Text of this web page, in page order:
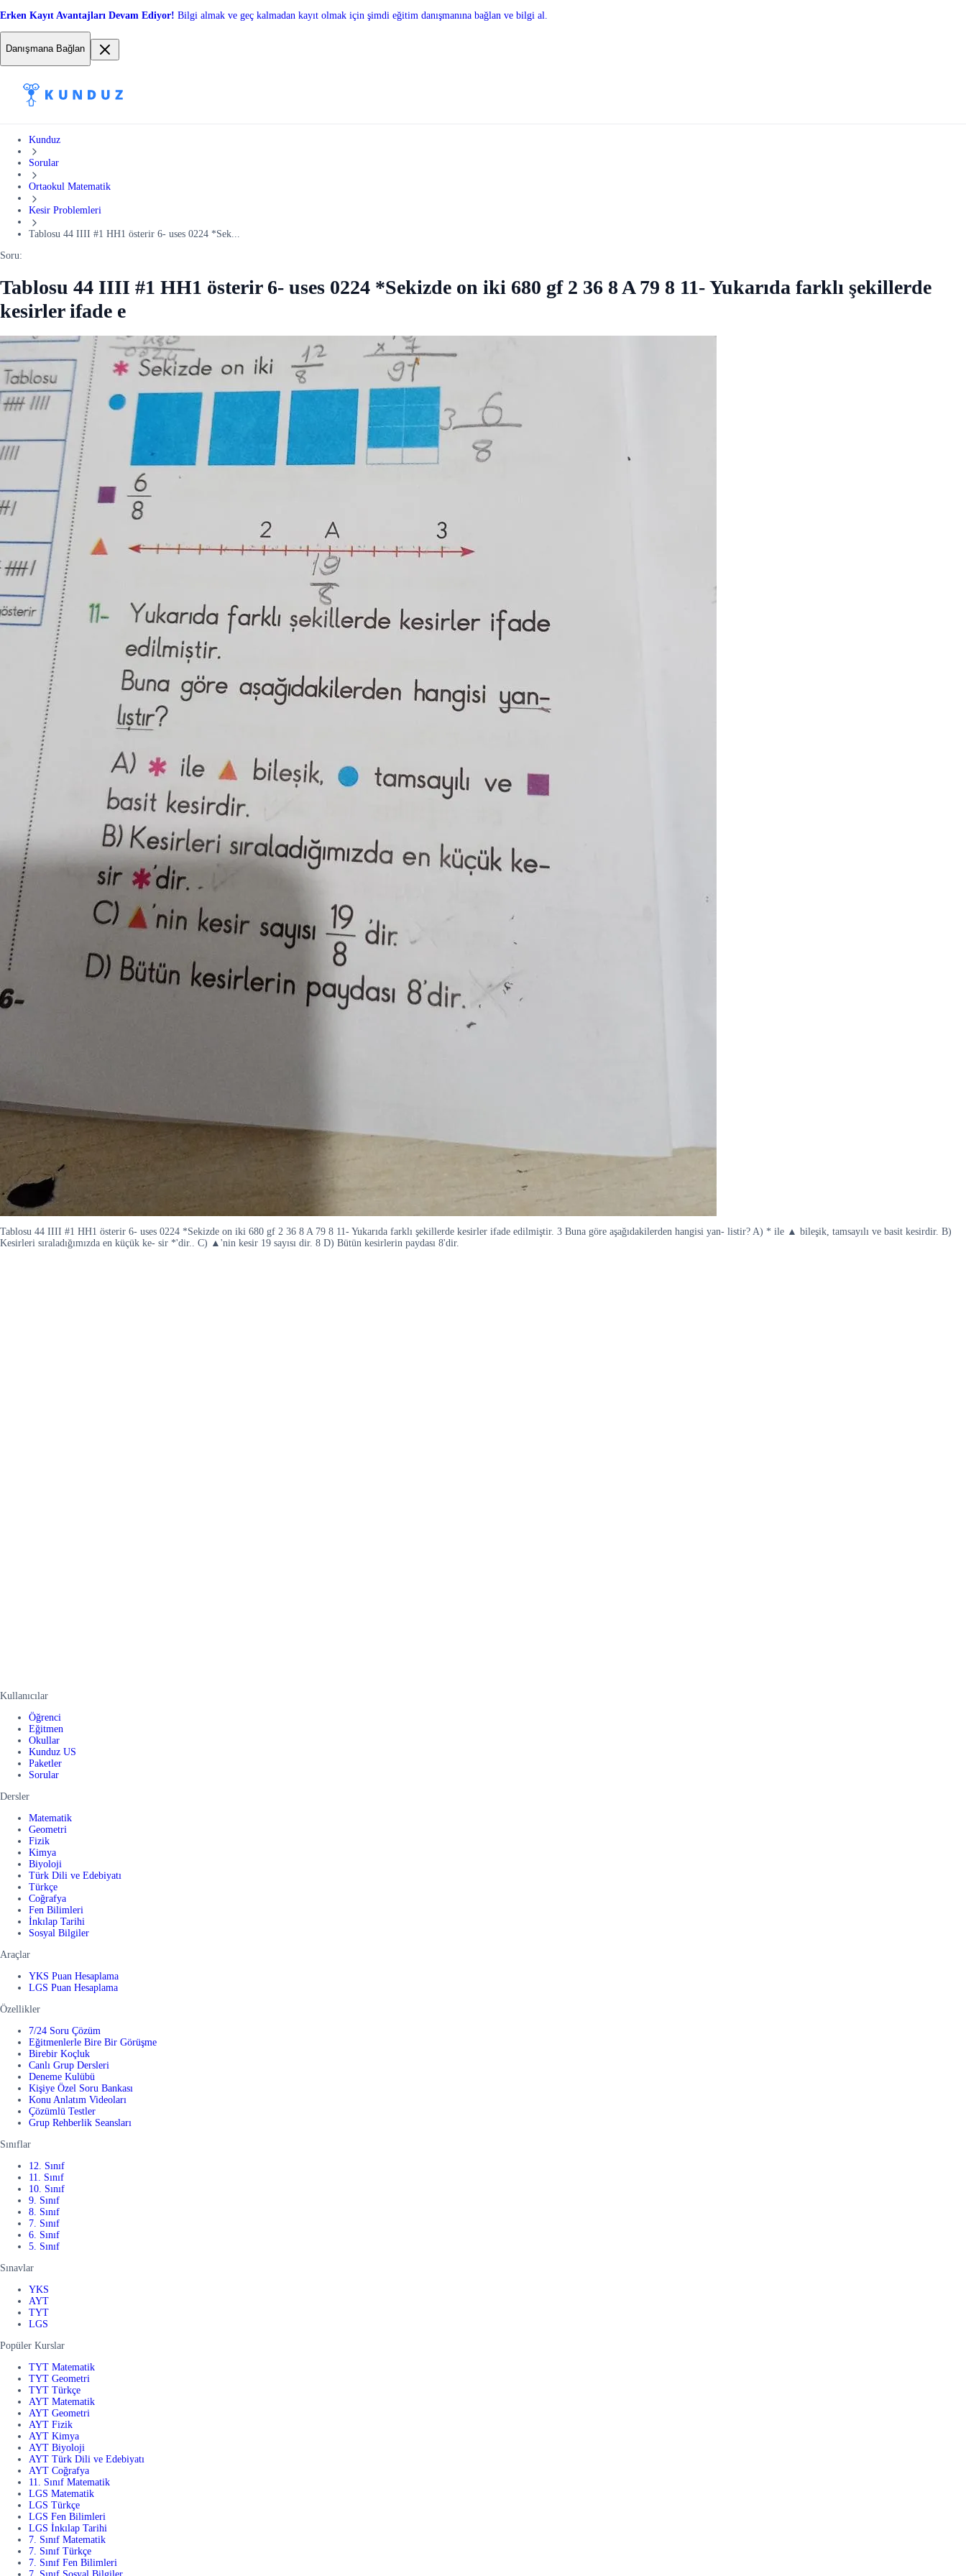
Erken Kayıt Avantajları Devam Ediyor! Bilgi almak ve geç kalmadan kayıt olmak için şimdi eğitim danışmanına bağlan ve bilgi al.
Danışmana Bağlan
Kunduz
Sorular
Ortaokul Matematik
Kesir Problemleri
Tablosu 44 IIII #1 HH1 österir 6- uses 0224 *Sek...
Soru:
Tablosu 44 IIII #1 HH1 österir 6- uses 0224 *Sekizde on iki 680 gf 2 36 8 A 79 8 11- Yukarıda farklı şekillerde
kesirler ifade e
Tablosu 44 IIII #1 HH1 österir 6- uses 0224 *Sekizde on iki 680 gf 2 36 8 A 79 8 11- Yukarıda farklı şekillerde kesirler ifade edilmiştir. 3 Buna göre aşağıdakilerden hangisi yan- listir? A) * ile ▲ bileşik, tamsayılı ve basit kesirdir. B)
Kesirleri sıraladığımızda en küçük ke- sir *'dir.. C) ▲'nin kesir 19 sayısı dir. 8 D) Bütün kesirlerin paydası 8'dir.
Kullanıcılar
Öğrenci
Eğitmen
Okullar
Kunduz US
Paketler
Sorular
Dersler
Matematik
Geometri
Fizik
Kimya
Biyoloji
Türk Dili ve Edebiyatı
Türkçe
Coğrafya
Fen Bilimleri
İnkılap Tarihi
Sosyal Bilgiler
Araçlar
YKS Puan Hesaplama
LGS Puan Hesaplama
Özellikler
7/24 Soru Çözüm
Eğitmenlerle Bire Bir Görüşme
Birebir Koçluk
Canlı Grup Dersleri
Deneme Kulübü
Kişiye Özel Soru Bankası
Konu Anlatım Videoları
Çözümlü Testler
Grup Rehberlik Seansları
Sınıflar
12. Sınıf
11. Sınıf
10. Sınıf
9. Sınıf
8. Sınıf
7. Sınıf
6. Sınıf
5. Sınıf
Sınavlar
YKS
AYT
TYT
LGS
Popüler Kurslar
TYT Matematik
TYT Geometri
TYT Türkçe
AYT Matematik
AYT Geometri
AYT Fizik
AYT Kimya
AYT Biyoloji
AYT Türk Dili ve Edebiyatı
AYT Coğrafya
11. Sınıf Matematik
LGS Matematik
LGS Türkçe
LGS Fen Bilimleri
LGS İnkılap Tarihi
7. Sınıf Matematik
7. Sınıf Türkçe
7. Sınıf Fen Bilimleri